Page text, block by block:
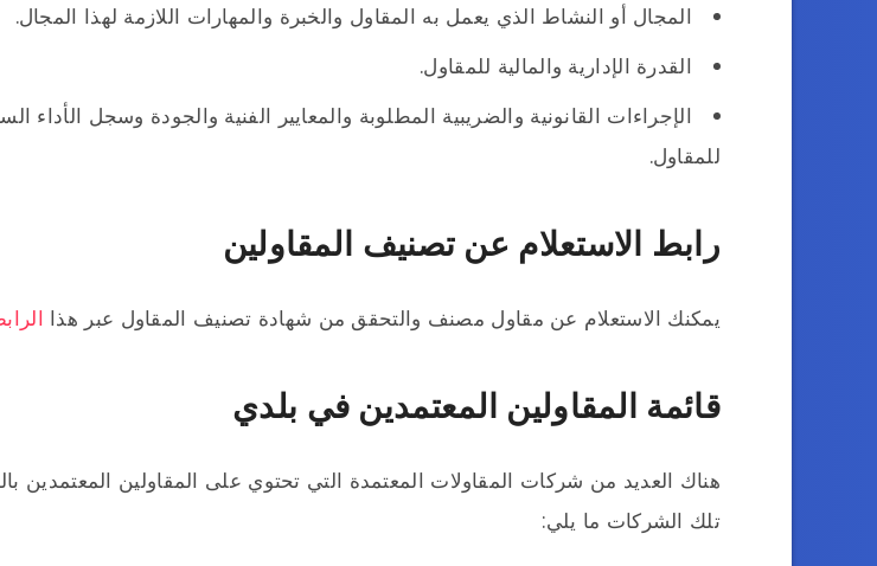
المجال أو النشاط الذي يعمل به المقاول والخبرة والمهارات اللازمة لهذا المجال.
القدرة الإدارية والمالية للمقاول.
الإجراءات القانونية والضريبية المطلوبة والمعايير الفنية والجودة وسجل الأداء
للمقاول.
رابط الاستعلام عن تصنيف المقاولين
يمكنك الاستعلام عن مقاول مصنف والتحقق من شهادة تصنيف المقاول عبر هذا
قائمة المقاولين المعتمدين في بلدي
هناك العديد من شركات المقاولات المعتمدة التي تحتوي على المقاولين المعتمدين
تلك الشركات ما يلي: